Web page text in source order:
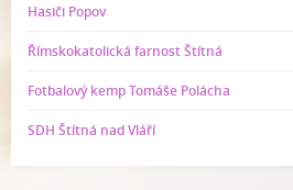
Hasiči Popov
Římskokatolická farnost Štítná
Fotbalový kemp Tomáše Polácha
SDH Štítná nad Vláří